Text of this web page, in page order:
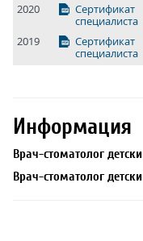
2020
Сертификат
специалиста
2019
Сертификат
специалиста
Информация
Врач-стоматолог
Врач-стоматолог